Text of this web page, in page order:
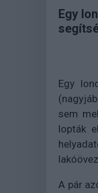
Egy
Egy
sem
lopták
A pár